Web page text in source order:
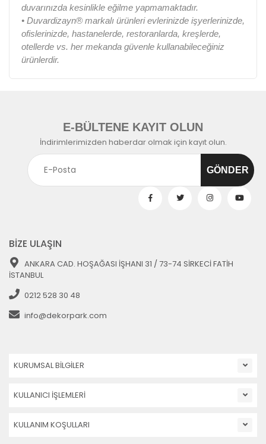
duvarınızda kesinlikle eğilme yapmamaktadır.
• Duvardizayn® markalı ürünleri evlerinizde işyerlerinizde,
ofislerinizde, hastanelerde, restoranlarda, kreşlerde,
otellerde vs. her mekanda güvenle kullanabileceğiniz
ürünlerdir.
E-BÜLTENE KAYIT OLUN
İndirimlerimizden haberdar olmak için kayıt olun.
BİZE ULAŞIN
ANKARA CAD. HOŞAĞASI İŞHANI 31 / 73-74 SİRKECİ FATİH
İSTANBUL
0212 528 30 48
info@dekorpark.com
KURUMSAL BİLGİLER
KULLANICI İŞLEMLERİ
KULLANIM KOŞULLARI